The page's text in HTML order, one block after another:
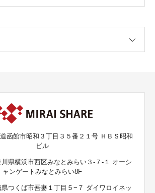
函館市昭和３丁目３５番２１号 ＨＢＳ昭和
ビル
県横浜市西区みなとみらい３-７-１ オーシ
ャンゲートみなとみらい8F
つくば市吾妻１丁目５−７ ダイワロイネッ